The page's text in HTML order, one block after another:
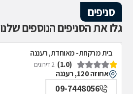
סניפים
גלו את הסניפים הנוספים שלנו
בית מרקחת- מאוחדת, רעננה
(1.0)
2 דירוגים
אחוזה 120, רעננה
09-7448056